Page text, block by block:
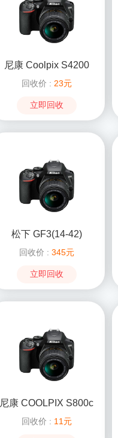
尼康 Coolpix S4200
回收价 : 23元
立即回收
松下 GF3(14-42)
回收价 : 345元
立即回收
尼康 COOLPIX S800c
回收价 : 11元